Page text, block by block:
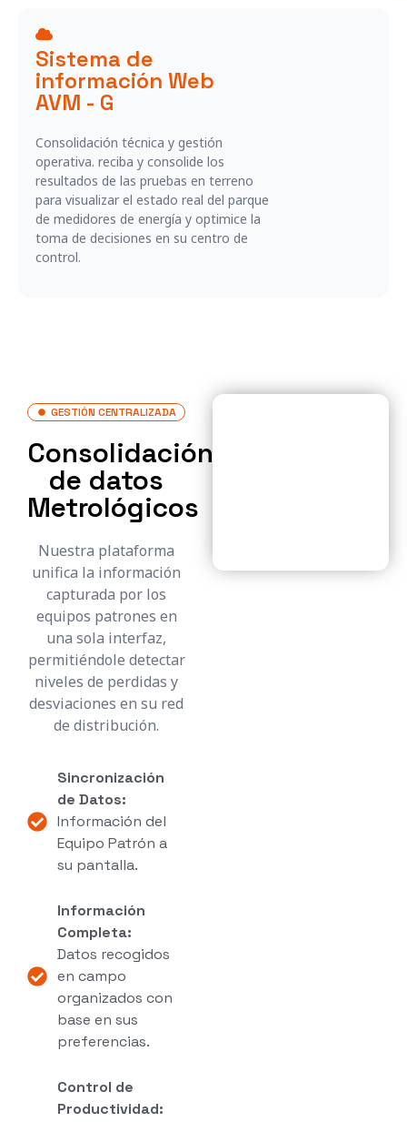
Sistema de
información Web
AVM - G
Consolidación técnica y gestión
operativa. reciba y consolide los
resultados de las pruebas en terreno
para visualizar el estado real del parque
de medidores de energía y optimice la
toma de decisiones en su centro de
control.
GESTIÓN CENTRALIZADA
Consolidación
de datos
Metrológicos
Nuestra plataforma
unifica la información
capturada por los
equipos patrones en
una sola interfaz,
permitiéndole detectar
niveles de perdidas y
desviaciones en su red
de distribución.
Sincronización
de Datos:
Información del
Equipo Patrón a
su pantalla.
Información
Completa:
Datos recogidos
en campo
organizados con
base en sus
preferencias.
Control de
Productividad: